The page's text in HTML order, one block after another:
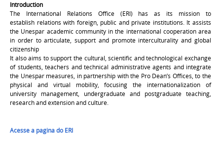
Introduction
The International Relations Office (ERI) has as its mission to
establish relations with foreign, public and private institutions. It assists
the Unespar academic community in the international cooperation area
in order to articulate, support and promote interculturality and global
citizenship
It also aims to support the cultural, scientific and technological exchange
of students, teachers and technical administrative agents and integrate
the Unespar measures, in partnership with the Pro Dean’s Offices, to the
physical and virtual mobility, focusingthe internationalization of
university management, undergraduate and postgraduate teaching,
research and extension and culture.
Acesse a pagina do ERI